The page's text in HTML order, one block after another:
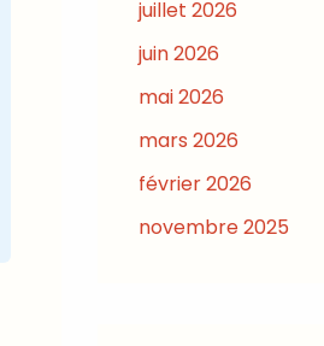
juillet 2026
juin 2026
mai 2026
mars 2026
février 2026
novembre 2025